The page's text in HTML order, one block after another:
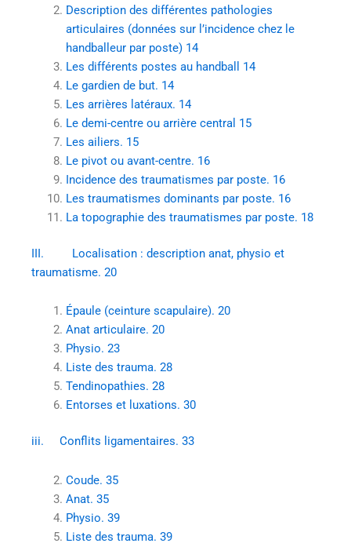
Description des différentes pathologies
articulaires (données sur l’incidence chez le
handballeur par poste) 14
Les différents postes au handball 14
Le gardien de but. 14
Les arrières latéraux. 14
Le demi-centre ou arrière central 15
Les ailiers. 15
Le pivot ou avant-centre. 16
Incidence des traumatismes par poste. 16
Les traumatismes dominants par poste. 16
La topographie des traumatismes par poste. 18
III. Localisation : description anat, physio et
traumatisme. 20
Épaule (ceinture scapulaire). 20
Anat articulaire. 20
Physio. 23
Liste des trauma. 28
Tendinopathies. 28
Entorses et luxations. 30
iii. Conflits ligamentaires. 33
Coude. 35
Anat. 35
Physio. 39
Liste des trauma. 39